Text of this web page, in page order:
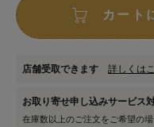
カート
店舗受取できます 詳しくは
お取り寄せ申し込みサービス
在庫数以上のご注文をご希望の